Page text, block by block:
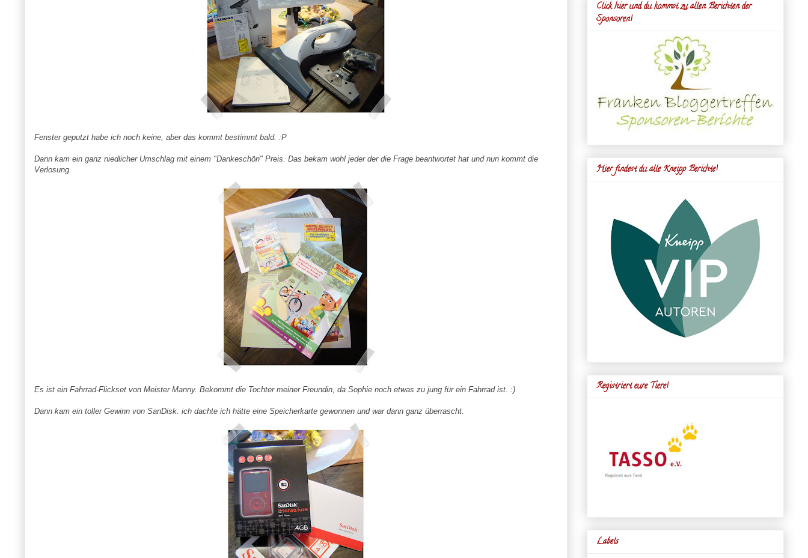
Fenster geputzt habe ich noch keine, aber das kommt bestimmt bald. :P
Dann kam ein ganz niedlicher Umschlag mit einem "Dankeschön" Preis. Das bekam wohl jeder der die Frage beantwortet hat und nun kommt die
Verlosung.
Es ist ein Fahrrad-Flicksetvon Meister Manny. Bekommt die Tochter meiner Freundin, da Sophie noch etwas zu jung für ein Fahrrad ist. :)
Dann kam ein toller Gewinn von SanDisk. ich dachte ich hätte eine Speicherkarte gewonnen und war dann ganz überrascht.
Click hier und du kommst zu allen Berichten der
Sponsoren!
Hier findest du alle Kneipp Berichte!
Registriert eure Tiere!
Labels